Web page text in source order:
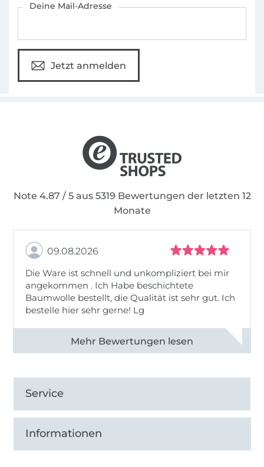
Deine Mail-Adresse
Jetzt anmelden
Note 4.87 / 5 aus 5319 Bewertungen der letzten 12
Monate
09.08.2026
Die Ware ist schnell und unkompliziert bei mir
angekommen . Ich Habe beschichtete
Baumwolle bestellt, die Qualität ist sehr gut. Ich
bestelle hier sehr gerne! Lg
Alle 83031 Bewertungen ansehen
Service
Informationen